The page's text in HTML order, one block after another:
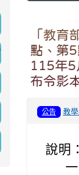
「教育
點、第
115年5
布令影
公告 教
說明：
一